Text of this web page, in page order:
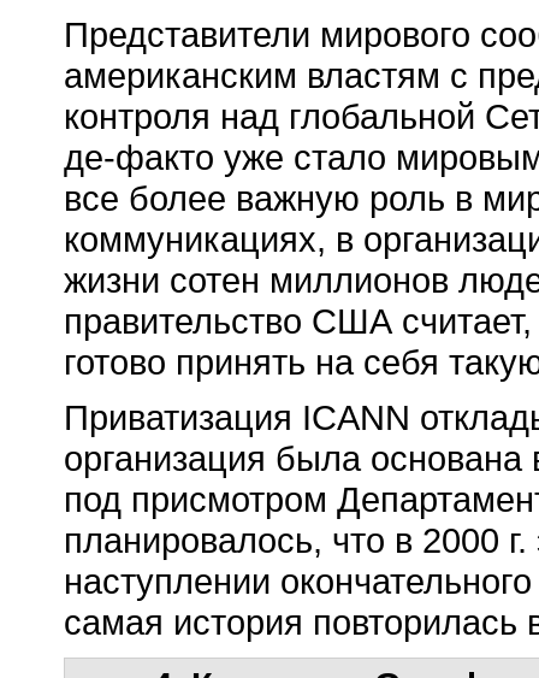
Представители мирового
американским властям с
контроля над глобальной
де-факто уже стало
все более важную роль в
коммуникациях, в
жизни сотен миллионов
правительство США
готово принять на себя
Приватизация ICANN
организация была основана
под присмотром
планировалось, что в 2000
наступлении
самая история повторилась